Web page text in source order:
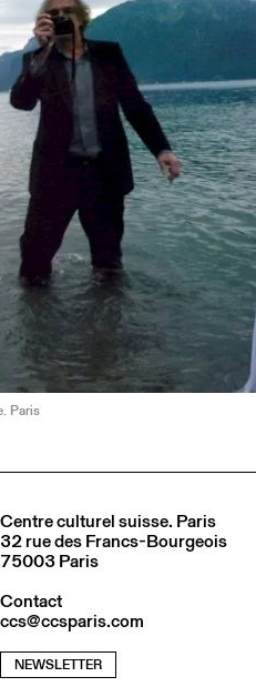
Paris
Centre culturel suisse. Paris
32 rue des Francs-Bourgeois
75003 Paris
Contact
ccs@ccsparis.com
NEWSLETTER